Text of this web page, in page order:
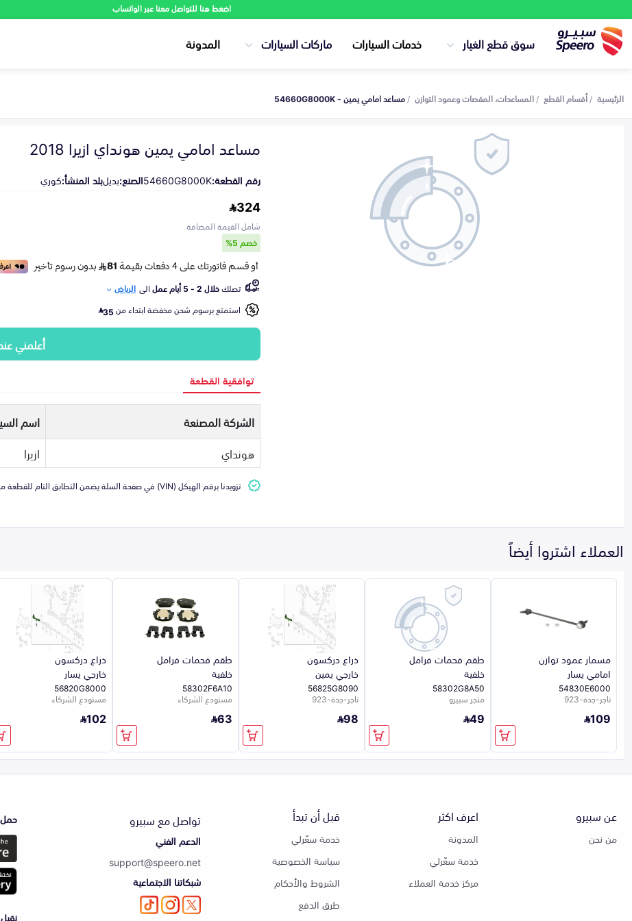
اضغط هنا للتواصل معنا عبر الواتساب
سوق قطع الغيار خدمات السيارات ماركات السيارات المدونة
الرئيسية أقسام القطع المساعدات، المقصات وعمود التوازن مساعد امامي يمين - 54660G8000K
مساعد امامي يمين هونداي ازيرا 2018
رقم القطعة:54660G8000Kالصنع:بديلبلد المنشأ:كوري
324
شامل القيمة المضافة
خصم 5%
تصلكخلال 2 - 5 أيام عمل الى الرياض
استمتع برسوم شحن مخفضة ابتداء من35
أعلمني
توافقية القطعة
الشركة المصنعة اسم
هونداي
ازيرا
تزويدنا برقم الهيكل (VIN) في صفحة السلة يضمن التطابق التام للقطعة مع سيارتك
العملاء اشتروا أيضاً
مسمار عمود توازن
امامي يسار
54830E6000
تاجر-جدة-923
109
طقم فحمات فرامل
خلفية
58302G8A50
متجر سبيرو
49
ذراع دركسون
خارجي يمين
56825G8090
تاجر-جدة-923
98
طقم فحمات فرامل
خلفية
58302F6A10
مستودع الشركاء
63
ذراع دركسون
خارجي يسار
56820G8000
مستودع الشركاء
102
عن سبيرو
من نحن
اعرف اكثر
المدونة
خدمة سعّرلي
مركز خدمة العملاء
قبل أن تبدأ
خدمة سعّرلي
سياسة الخصوصية
الشروط والأحكام
طرق الدفع
تواصل مع سبيرو
الدعم الفني
support@speero.net
شبكاتنا الاجتماعية
حمل